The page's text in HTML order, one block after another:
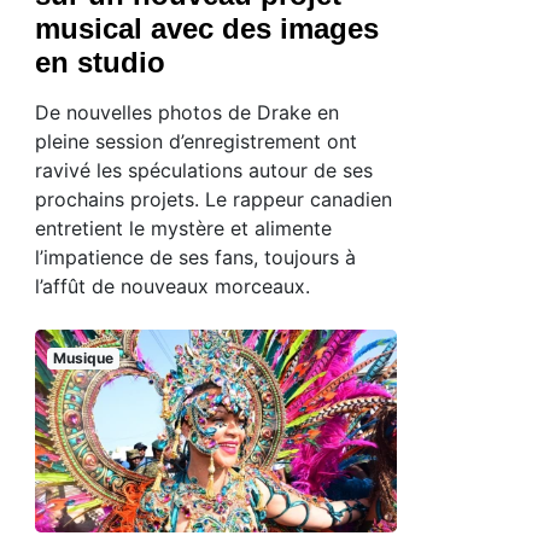
musical avec des images
en studio
De nouvelles photos de Drake en
pleine session d’enregistrement ont
ravivé les spéculations autour de ses
prochains projets. Le rappeur canadien
entretient le mystère et alimente
l’impatience de ses fans, toujours à
l’affût de nouveaux morceaux.
Musique